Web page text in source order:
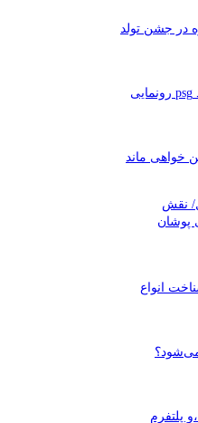
در جشن تولد
ناصر الخلیفی از جاه طلبی جدید psg رونمایی
خواهی ماند
نقش
پوشان
انواع
۱۴۰۶ چقدر می‌شود؟
پلتفرم